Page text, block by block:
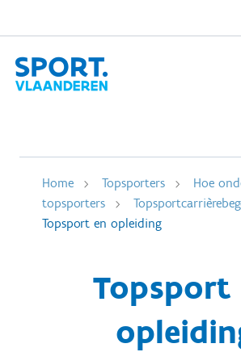
Home Topsporters
Hoe
topsporters
Topsport en opleiding
Topsport